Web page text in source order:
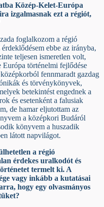
Közép-Kelet-Európa
izgalmasnak ezt a régiót,
foglalkozom a régió
ebbe az irányba,
teljesen ismeretlen volt,
történelmi fejlődése
fennmaradt gazdag
és törvénykönyvek,
betekintést engednek a
és esetenként a falusiak
de hamar eljutottam az
a középkori Budáról
könyvem a huszadik
látott napvilágot.
a régió
érdekes uralkodót és
termelt ki. A
vagy inkább a kutatásai
hogy egy olvasmányos